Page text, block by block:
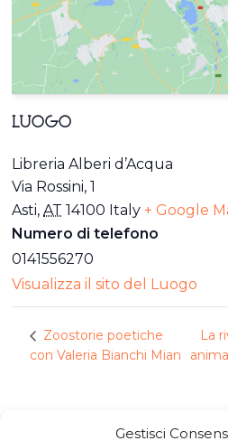
Gestisci
LUOGO
Libreria Alberi d’Acqua
Via Rossini, 1
Asti, AT 14100 Italy + Google
Numero di telefono
0141556270
Visualizza il sito del Luogo
Zoostorie poetiche
con Valeria Bianchi Mian
La